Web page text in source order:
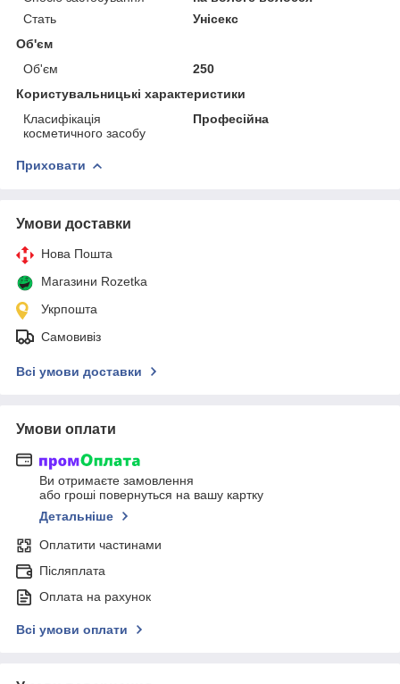
Стать
Унісекс
Об'єм
Об'єм
250
Користувальницькі характеристики
Класифікація
косметичного засобу
Професійна
Приховати
Умови доставки
Нова Пошта
Магазини Rozetka
Укрпошта
Самовивіз
Всі умови доставки
Умови оплати
Ви отримаєте замовлення
або гроші повернуться на вашу картку
Детальніше
Оплатити частинами
Післяплата
Оплата на рахунок
Всі умови оплати